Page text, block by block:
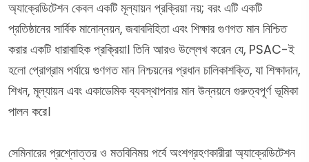
অ্যাক্রেডিটেশন কেবল একটি মূল্যায়ন প্রক্রিয়া নয়; বরং এটি একটি
প্রতিষ্ঠানের সার্বিক মানোন্নয়ন, জবাবদিহিতা এবং শিক্ষার গুণগত মান নিশ্চিত
করার একটি ধারাবাহিক প্রক্রিয়া। তিনি আরও উল্লেখ করেন যে, PSAC-ই
হলো প্রোগ্রাম পর্যায়ে গুণগত মান নিশ্চয়নের প্রধান চালিকাশক্তি, যা শিক্ষাদান,
শিখন, মূল্যায়ন এবং একাডেমিক ব্যবস্থাপনার মান উন্নয়নে গুরুত্বপূর্ণ ভূমিকা
পালন করে।
সেমিনারের প্রশ্নোত্তর ও মতবিনিময় পর্বে অংশগ্রহণকারীরা অ্যাক্রেডিটেশন